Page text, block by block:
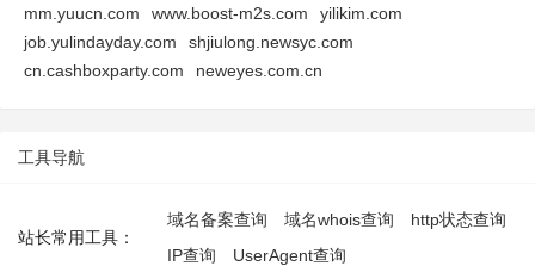
mm.yuucn.com
www.boost-m2s.com
yilikim.com
job.yulindayday.com
shjiulong.newsyc.com
cn.cashboxparty.com
neweyes.com.cn
工具导航
站长常用工具：
域名备案查询 域名whois查询
http状态查询
IP查询
UserAgent查询